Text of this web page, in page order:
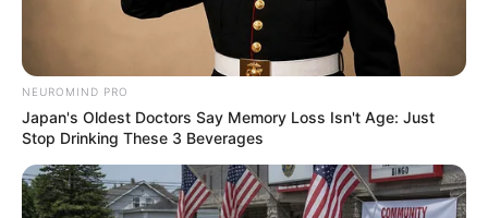
Where Are They Now? 9 Ex-Actors Found
Unexpected Career Paths
NEUROMIND PRO
Japan's Oldest Doctors Say Memory Loss Isn't Age: Just
Stop Drinking These 3 Beverages